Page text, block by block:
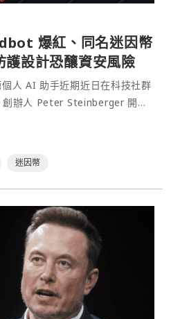
爆紅、同名迷因幣
設計恐釀資安風險
人 AI 助手近期近日在科技社群
辦人 Peter Steinberger 開發
地運行特性，吸引了大量用戶。
患也逐漸浮上檯面，專家警告其
迷因幣